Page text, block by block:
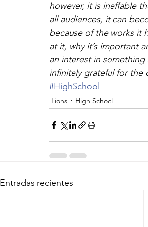
however, it is ineffable
all audiences, it can
because of the works it
at it, why it’s important
an interest in
infinitely grateful for the
#HighSchool
Lions High School
Entradas recientes